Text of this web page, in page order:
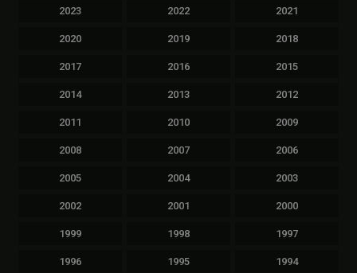
2023 2022 2021
2020 2019 2018
2017 2016 2015
2014 2013 2012
2011 2010 2009
2008 2007 2006
2005 2004 2003
2002 2001 2000
1999 1998 1997
1996 1995 1994